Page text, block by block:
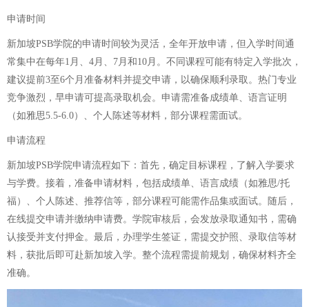
申请时间
新加坡PSB学院的申请时间较为灵活，全年开放申请，但入学时间通
常集中在每年1月、4月、7月和10月。不同课程可能有特定入学批次，
建议提前3至6个月准备材料并提交申请，以确保顺利录取。热门专业
竞争激烈，早申请可提高录取机会。申请需准备成绩单、语言证明
（如雅思5.5-6.0）、个人陈述等材料，部分课程需面试。
申请流程
新加坡PSB学院申请流程如下：首先，确定目标课程，了解入学要求
与学费。接着，准备申请材料，包括成绩单、语言成绩（如雅思/托
福）、个人陈述、推荐信等，部分课程可能需作品集或面试。随后，
在线提交申请并缴纳申请费。学院审核后，会发放录取通知书，需确
认接受并支付押金。最后，办理学生签证，需提交护照、录取信等材
料，获批后即可赴新加坡入学。整个流程需提前规划，确保材料齐全
准确。